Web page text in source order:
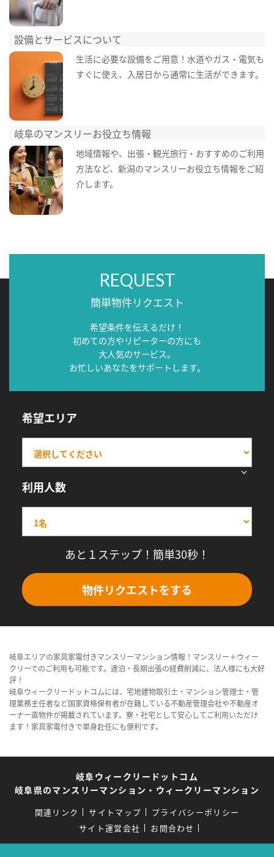
設備とサービスについて
生活に必要な設備をご用意！水道やガス・電気も
すぐに使え、入居日から通常に生活ができます。
岐阜のマンスリーお役立ち情報
地域情報や、出張・観光旅行・おすすめのご利用
方法など、新潟のマンスリーお役立ち情報をご紹
介します。
REQUEST
簡単物件リクエスト
希望条件を伝えるだけ！
初めての方やリピーターの方にも
大人気のサービス。
お忙しいあなたをサポートします。
希望エリア
利用人数
あと１ステップ！簡単30秒！
物件リクエストをする
岐阜エリアの家具家電付きマンスリーマンション情報！マンスリー＋ウィー
クリーでのご利用も可能です。連泊・長期出張の経費削減に、法人様にも大好
評！
岐阜ウィークリードットコムには、宅地建物取引士・マンション管理士・管
理業務主任者など国家資格保有者が在籍している不動産管理会社や不動産オ
ーナー直物件が掲載されています。寮・社宅として安心してご利用いただけ
ます！家具家電付きで単身赴任にも便利です。
岐阜ウィークリードットコム
岐阜県のマンスリーマンション・ウィークリーマンション
関連リンク サイトマップ
プライバシーポリシー
サイト運営会社
お問合わせ